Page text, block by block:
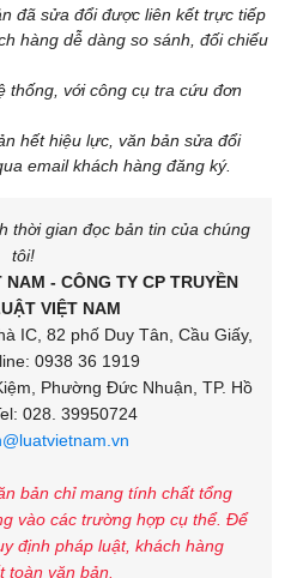
đã sửa đổi được liên kết trực tiếp
hàng dễ dàng so sánh, đối chiếu
thống, với công cụ tra cứu đơn
hết hiệu lực, văn bản sửa đổi
email khách hàng đăng ký.
thời gian đọc bản tin của chúng
tôi!
- CÔNG TY CP TRUYỀN
VIỆT NAM
IC, 82 phố Duy Tân, Cầu Giấy,
0938 36 1919
Phường Đức Nhuận, TP. Hồ
028. 39950724
bản chỉ mang tính chất tổng
vào các trường hợp cụ thể. Để
định pháp luật, khách hàng
toàn văn bản.